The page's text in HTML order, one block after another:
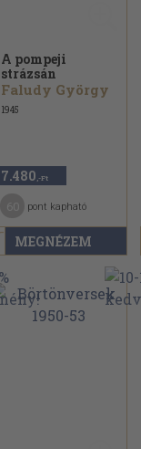
MEGNÉZEM
A pompeji
strázsán
Faludy György
1945
7.480 ,-Ft
pont kapható